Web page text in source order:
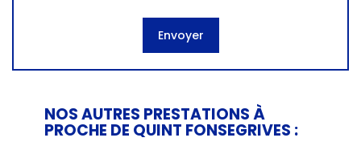
NOS AUTRES PRESTATIONS À
PROCHE DE QUINT FONSEGRIVES :